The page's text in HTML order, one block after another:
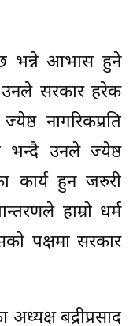
छ भन्ने आभास हुने
उनले सरकार हरेक
नागरिकप्रति
भन्दै उनले ज्येष्ठ
कार्य हुन जरुरी
हाम्रो धर्म
पक्षमा सरकार
बद्रीप्रसाद